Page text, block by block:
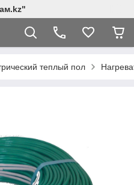
теплый пол